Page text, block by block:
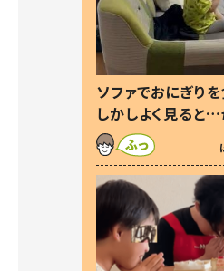
ソファでおにぎり
しかしよく見ると…
察した母の投稿に
す！」「現行犯〜」